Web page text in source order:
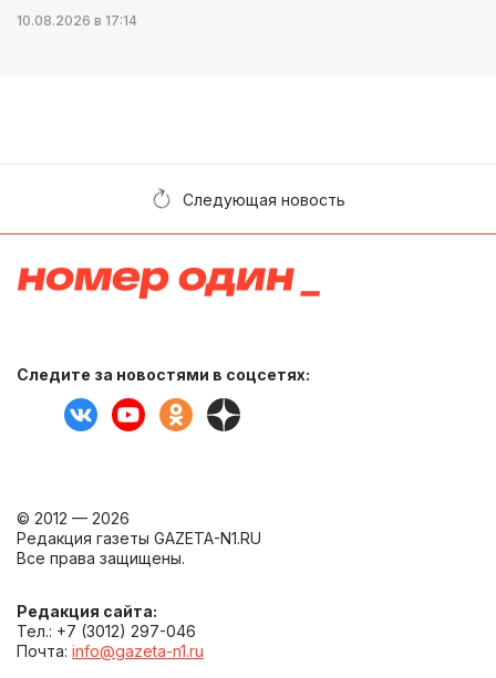
10.08.2026 в 17:14
Следующая новость
Следите за новостями в соцсетях:
© 2012 — 2026
Редакция газеты GAZETA-N1.RU
Все права защищены.
Редакция сайта:
Тел.: +7 (3012) 297-046
Почта: info@gazeta-n1.ru